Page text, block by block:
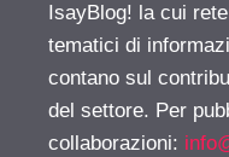
IsayBlog! la cui
tematici di
contano sul
del settore. Per
collaborazioni: